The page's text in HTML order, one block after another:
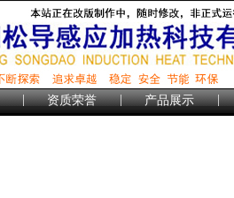
| 资质荣誉 | 产品展示 |